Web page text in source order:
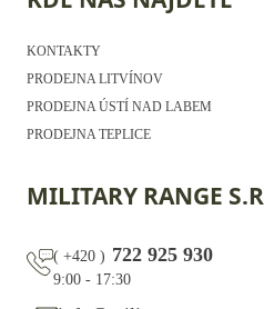
KONTAKTY
PRODEJNA LITVÍNOV
PRODEJNA ÚSTÍ NAD LABEM
PRODEJNA TEPLICE
MILITARY RANGE
( +420 ) 722 925 930
9:00 - 17:30